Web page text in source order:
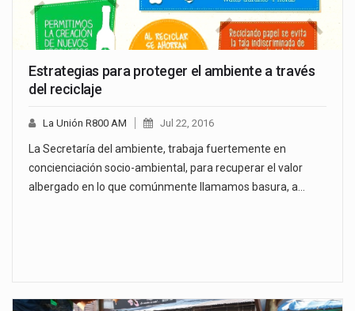
Estrategias para proteger el ambiente a través
del reciclaje
La Unión R800 AM Jul 22, 2016
La Secretaría del ambiente, trabaja fuertemente en
concienciación socio-ambiental, para recuperar el valor
albergado en lo que comúnmente llamamos basura, a…